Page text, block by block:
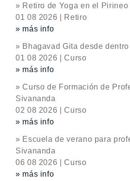
» Retiro de Yoga en el
01 08 2026 | Retiro
» más info
» Bhagavad Gita desde dentro
01 08 2026 | Curso
» más info
» Curso de Formación de
Sivananda
02 08 2026 | Curso
» más info
» Escuela de verano para
Sivananda
06 08 2026 | Curso
» más info